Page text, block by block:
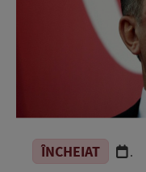
ÎNCHEIAT .